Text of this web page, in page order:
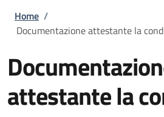
Briciole di pane
Home /
Documentazione attestante la
attestante la